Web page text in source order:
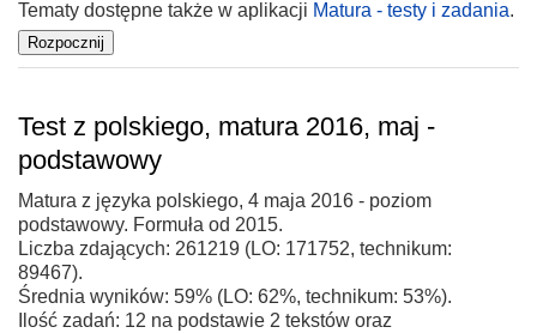
Tematy dostępne także w aplikacji Matura - testy i zadania.
Test z polskiego, matura 2016, maj -
podstawowy
Matura z języka polskiego, 4 maja 2016 - poziom
podstawowy. Formuła od 2015.
Liczba zdających: 261219 (LO: 171752, technikum:
89467).
Średnia wyników: 59% (LO: 62%, technikum: 53%).
Ilość zadań: 12 na podstawie 2 tekstów oraz